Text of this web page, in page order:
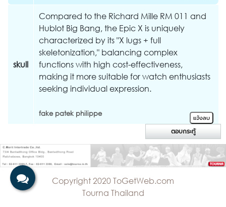
skull
Compared to the Richard Mille RM 011 and
Hublot Big Bang, the Epic X is uniquely
characterized by its "X lugs + full
skeletonization," balancing complex
functions with high cost-effectiveness,
making it more suitable for watch enthusiasts
seeking individual expression.
fake patek philippe
Copyright 2020 ToGetWeb.com
Tourna Thailand